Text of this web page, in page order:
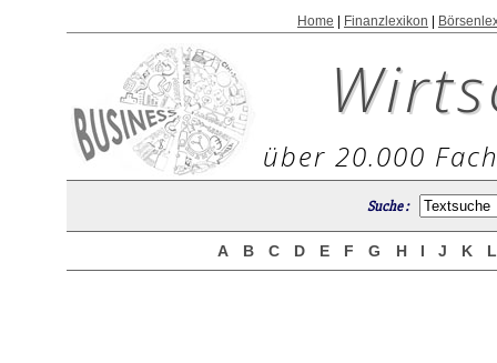
Home Finanzlexikon
über 20.000
Suche :
A B C D E F G H I J K